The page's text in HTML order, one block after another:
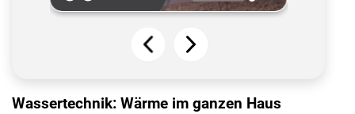
Wassertechnik: Wärme im ganzen Haus